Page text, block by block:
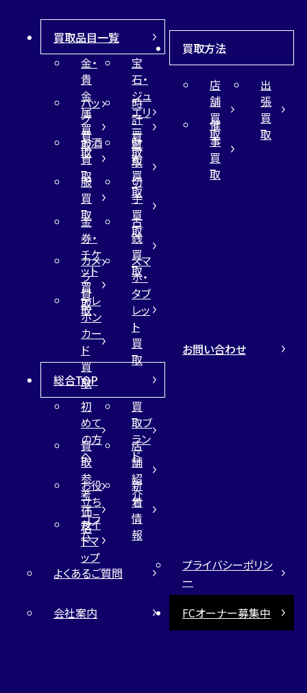
買取品目一覧
金・
貴
金
属
買
取
宝
石・
ジュ
エリ
ー
買
取
バッ
グ
買
取
時
計
買
取
お酒
買
取
財
布
買
取
服
買
取
切
手
買
取
金
券・
チケ
ット
買
取
古
銭
買
取
カメ
ラ
買
取
スマ
ホ・
タブ
レッ
ト
買
取
テレ
ホン
カー
ド
買
取
買取方法
店
舗
買
取
出
張
買
取
催
事
買
取
総合TOP
初
めて
の方
へ
買
取ブ
ラン
ド
買
取
参
考
価
格
店
舗
紹
介
お役
立ち
コラ
ム
新
着
情
報
サイ
トマ
ップ
お問い合わせ
よくあるご質問
プライバシーポリシ
ー
会社案内
FCオーナー募集中